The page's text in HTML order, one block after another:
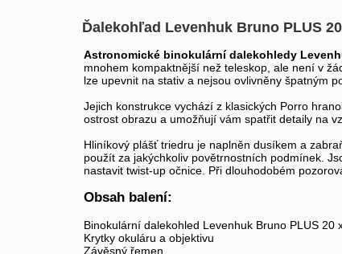
Ďalekohľad Levenhuk Bruno PLUS
Astronomické binokulární dalekohledy
mnohem kompaktnější než teleskop, ale není v
lze upevnit na stativ a nejsou ovlivněny špatným
Jejich konstrukce vychází z klasických Porro
ostrost obrazu a umožňují vám spatřit detaily na
Hliníkový plášť triedru je naplněn dusíkem a
použít za jakýchkoliv povětrnostních podmínek.
nastavit twist-up očnice. Při dlouhodobém
Obsah balení:
Binokulární dalekohled Levenhuk Bruno PLUS 20
Krytky okuláru a objektivu
Závěsný řemen